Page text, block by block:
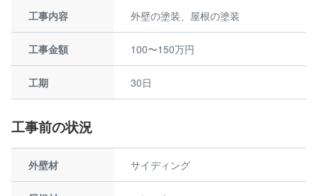
工事内容 外壁の塗装、屋根の塗装
工事金額 100〜150万円
工期 30日
工事前の状況
外壁材 サイディング